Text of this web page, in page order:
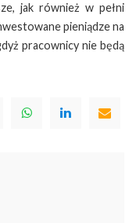
jak również w pełni
pieniądze na
pracownicy nie będą